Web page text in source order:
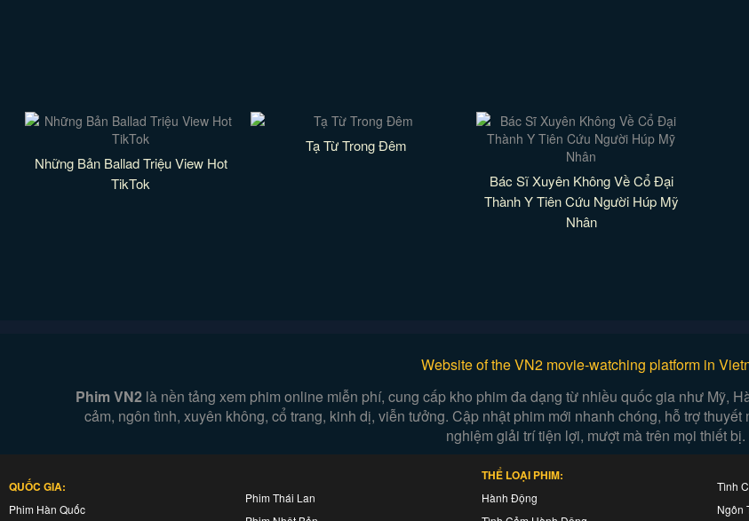
Những Bản Ballad Triệu View Hot
TikTok
Tạ Từ Trong Đêm
Bác Sĩ Xuyên Không Về Cổ Đại
Thành Y Tiên Cứu Người Húp Mỹ
Nhân
Website of the VN2 movie-watching platform in
Phim VN2 là nền tảng xem phim online miễn phí, cung cấp kho phim đa dạng từ nhiều quốc gia như Mỹ,
cảm, ngôn tình, xuyên không, cổ trang, kinh dị, viễn tưởng. Cập nhật phim mới nhanh chóng, hỗ trợ
nghiệm giải trí tiện lợi, mượt mà trên mọi thiết bị.
QUỐC GIA:
Phim Hàn Quốc
Phim Thái Lan
THỂ LOẠI PHIM:
Hành Động
Tình
Ngôn